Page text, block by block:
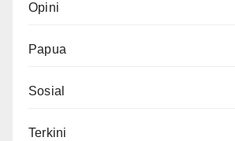
Opini
Papua
Sosial
Terkini